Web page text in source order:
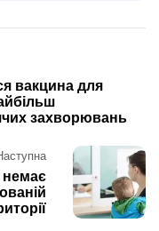
вакцина для
захворювань
немає